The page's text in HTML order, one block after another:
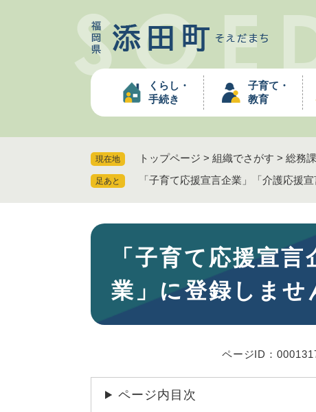
。
くらし・
手続き
子育て・
教育
現在地 トップページ > 組織でさがす > 総務課
足あと 「子育て応援宣言企業」「介護応援
本
「子育て応援宣
業」に登録しませ
ページID：
ページ内目次